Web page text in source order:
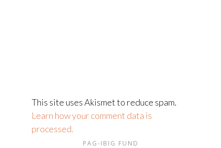
This site uses Akismet to reduce spam.
Learn how your comment data is
processed.
PAG-IBIG FUND